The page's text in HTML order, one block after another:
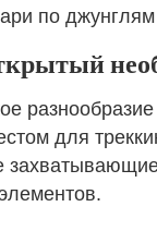
по
для